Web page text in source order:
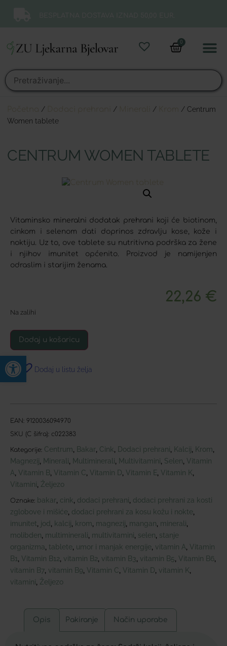
Open toolbar
0
/ / /
/ Centrum
Women tablete
CENTRUM WOMEN TABLETE
Vitaminsko mineralni dodatak prehrani koji će biotinom,
cinkom i selenom dati doprinos zdravlju kose, kože i
noktiju. Uz to, ove tablete su nutritivna podrška za žene
i njihov imunitet općenito. Proizvod je namijenjen
odraslim i starijim ženama.
22,26 €
Na zalihi
Dodaj u košaricu
Dodaj u listu želja
EAN: 9120036094970
SKU (C šifra): c022383
Kategorije: Centrum Bakar Cink Dodaci prehrani Kalcij Krom
Magnezij Minerali Multiminerali Multivitamini Selen Vitamin
A Vitamin B Vitamin C Vitamin D Vitamin E Vitamin K
Vitamini Željezo
Oznake: bakar cink dodaci prehrani dodaci prehrani za kosti
zglobove i mišiće dodaci prehrani za kosu kožu i nokte
imunitet jod kalcij krom magnezij mangan minerali
molibden multiminerali multivitamini selen stanje
organizma tablete umor i manjak energije vitamin A Vitamin
B1
Vitamin B12 vitamin B2 vitamin B3 vitamin B5 Vitamin B6
vitamin B7 vitamin B9 Vitamin C Vitamin D vitamin K
vitamini Željezo
Opis Pakiranje Način uporabe